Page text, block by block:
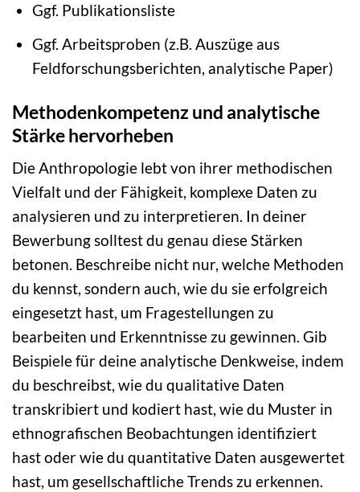
Ggf. Publikationsliste
Ggf. Arbeitsproben (z.B. Auszüge aus
Feldforschungsberichten, analytische Paper)
Methodenkompetenz und analytische
Stärke hervorheben
Die Anthropologie lebt von ihrer methodischen
Vielfalt und der Fähigkeit, komplexe Daten zu
analysieren und zu interpretieren. In deiner
Bewerbung solltest du genau diese Stärken
betonen. Beschreibe nicht nur, welche Methoden
du kennst, sondern auch, wie du sie erfolgreich
eingesetzt hast, um Fragestellungen zu
bearbeiten und Erkenntnisse zu gewinnen. Gib
Beispiele für deine analytische Denkweise, indem
du beschreibst, wie du qualitative Daten
transkribiert und kodiert hast, wie du Muster in
ethnografischen Beobachtungen identifiziert
hast oder wie du quantitative Daten ausgewertet
hast, um gesellschaftliche Trends zu erkennen.